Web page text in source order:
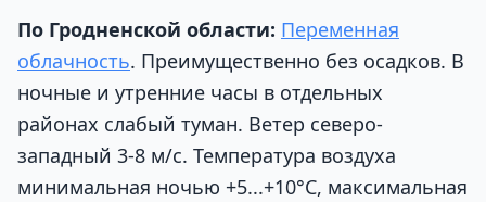
По Гродненской области: Переменная
облачность. Преимущественно без осадков. В
ночные и утренние часы в отдельных
районах слабый туман. Ветер северо-
западный 3-8 м/с. Температура воздуха
минимальная ночью +5...+10°С, максимальная